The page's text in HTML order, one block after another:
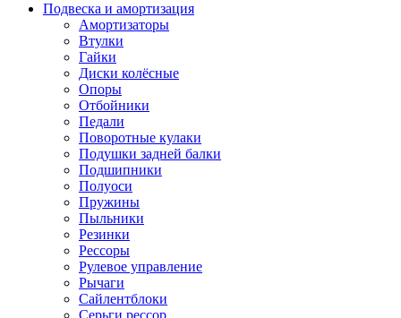
Подвеска и амортизация
Амортизаторы
Втулки
Гайки
Диски колёсные
Опоры
Отбойники
Педали
Поворотные кулаки
Подушки задней балки
Подшипники
Полуоси
Пружины
Пыльники
Резинки
Рессоры
Рулевое управление
Рычаги
Сайлентблоки